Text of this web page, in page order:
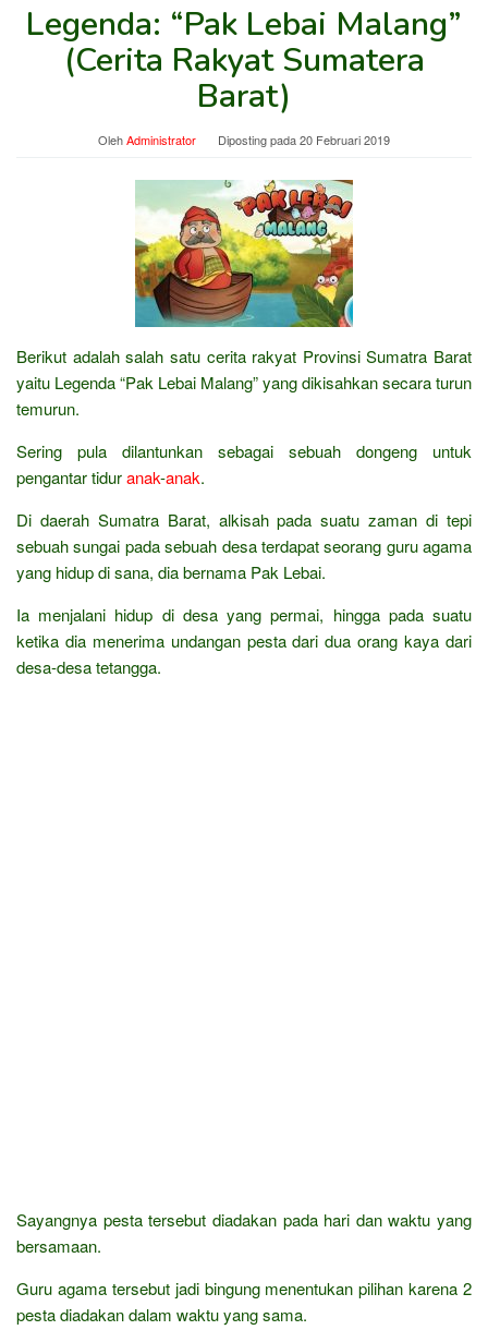
Legenda: “Pak Lebai Malang”
(Cerita Rakyat Sumatera
Barat)
OlehAdministrator Diposting pada20 Februari 2019
Berikut adalah salah satu cerita rakyat Provinsi Sumatra Barat
yaitu Legenda “Pak Lebai Malang” yang dikisahkan secara turun
temurun.
Sering pula dilantunkan sebagai sebuah dongeng untuk
pengantar tiduranak-anak.
Di daerah Sumatra Barat, alkisah pada suatu zaman di tepi
sebuah sungai pada sebuah desa terdapat seorang guru agama
yang hidup di sana, dia bernama Pak Lebai.
Ia menjalani hidup di desa yang permai, hingga pada suatu
ketika dia menerima undangan pesta dari dua orang kaya dari
desa-desa tetangga.
Sayangnya pesta tersebut diadakan pada hari dan waktu yang
bersamaan.
Guru agama tersebut jadi bingung menentukan pilihan karena 2
pesta diadakan dalam waktu yang sama.